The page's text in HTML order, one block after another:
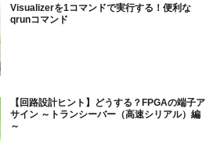
Visualizerを1コマンドで実行する！便利な
qrunコマンド
【回路設計ヒント】どうする？FPGAの端子ア
サイン ～トランシーバー（高速シリアル）編
～